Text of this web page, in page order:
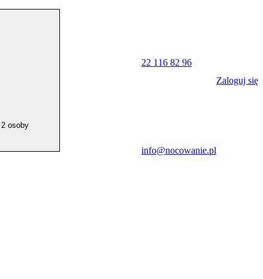
2 osoby
22 116 82 96
info@nocowanie.pl
Zaloguj się